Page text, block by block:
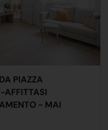
PIAZZA
AFFITTASI
- MAI